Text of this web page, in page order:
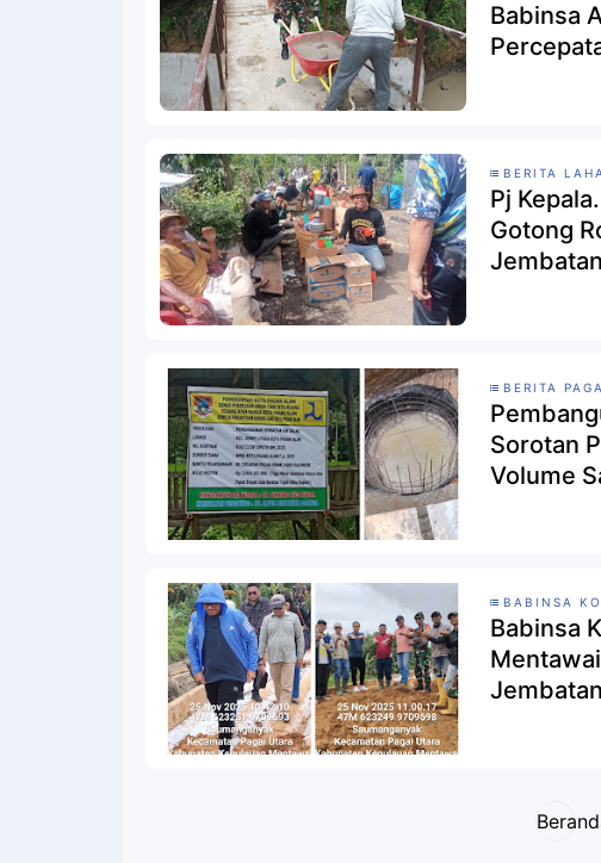
Babinsa
BERITA
Pj
Gotong
BERITA
Sorotan
Volume
BABINSA
Babinsa